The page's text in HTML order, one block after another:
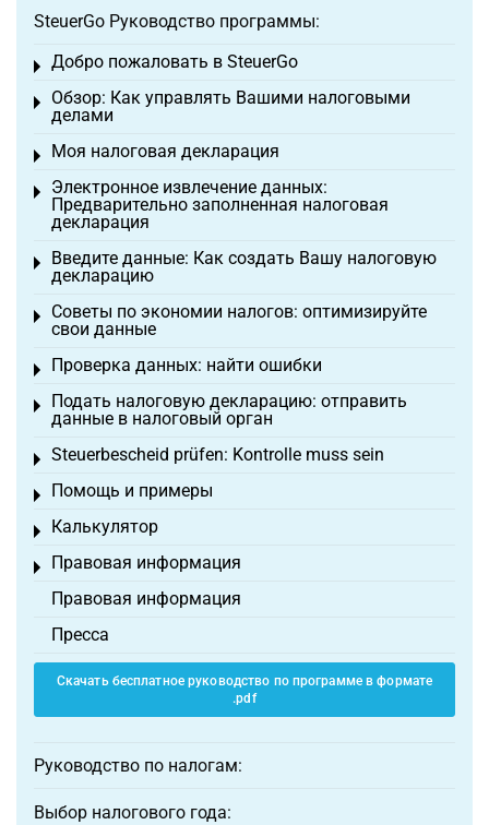
SteuerGo Руководство программы:
Добро пожаловать в SteuerGo
Toggle menu
Обзор: Как управлять Вашими налоговыми
делами
Toggle menu
Моя налоговая декларация
Toggle menu
Электронное извлечение данных:
Предварительно заполненная налоговая
декларация
Toggle menu
Введите данные: Как создать Вашу налоговую
декларацию
Toggle menu
Советы по экономии налогов: оптимизируйте
свои данные
Toggle menu
Проверка данных: найти ошибки
Toggle menu
Подать налоговую декларацию: отправить
данные в налоговый орган
Toggle menu
Steuerbescheid prüfen: Kontrolle muss sein
Toggle menu
Помощь и примеры
Toggle menu
Калькулятор
Toggle menu
Правовая информация
Toggle menu
Правовая информация
Пресса
Скачать бесплатное руководство по программе в формате
.pdf
Руководство по налогам:
Выбор налогового года: